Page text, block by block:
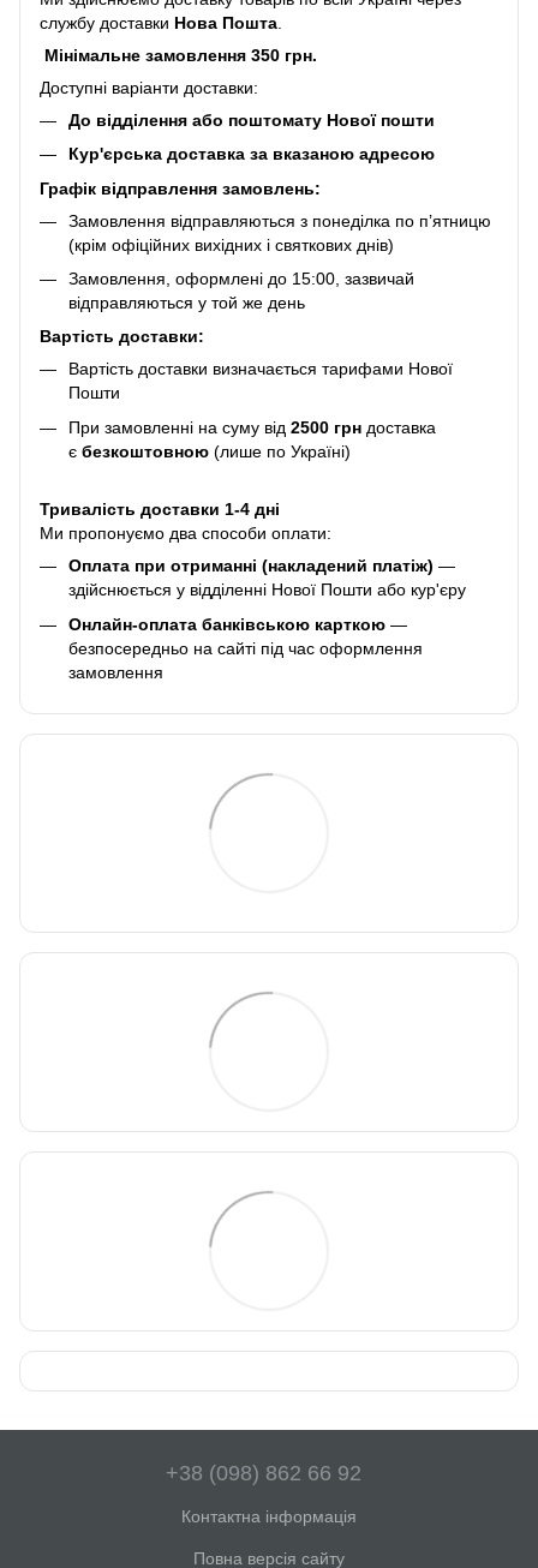
службу доставки Нова Пошта
Мінімальне замовлення 350 грн.
Доступні варіанти доставки:
До відділення або поштомату Нової пошти
Кур'єрська доставка за вказаною адресою
Графік відправлення замовлень:
Замовлення відправляються з понеділка по п’ятницю
(крім офіційних вихідних і святкових днів)
Замовлення, оформлені до 15:00, зазвичай
відправляються у той же день
Вартість доставки:
Вартість доставки визначається тарифами Нової
Пошти
При замовленні на суму від 2500 грн доставка
є безкоштовною (лише по Україні)
Тривалість доставки 1-4 дні
Ми пропонуємо два способи оплати:
Оплата при отриманні (накладений платіж) —
здійснюється у відділенні Нової Пошти або кур'єру
Онлайн-оплата банківською карткою —
безпосередньо на сайті під час оформлення
замовлення
+38 (098) 862 66 92
Контактна інформація
Повна версія сайту